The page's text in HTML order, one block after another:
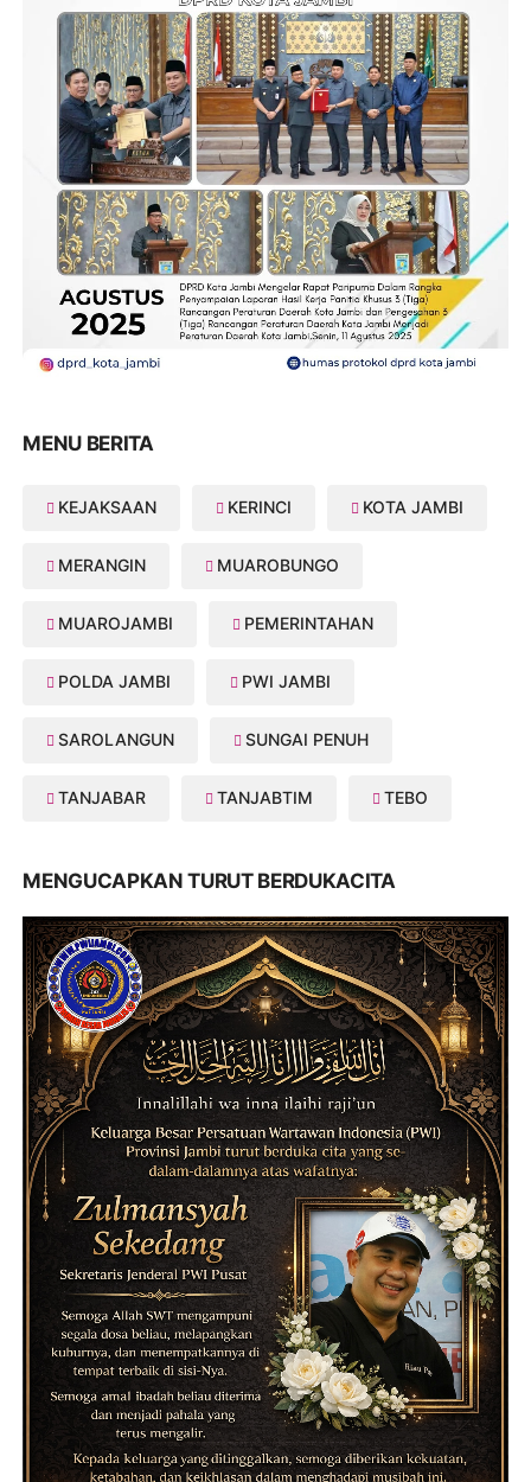
MENU BERITA
KEJAKSAAN KERINCI KOTA JAMBI
MERANGIN MUAROBUNGO
MUAROJAMBI PEMERINTAHAN
POLDA JAMBI PWI JAMBI
SAROLANGUN SUNGAI PENUH
TANJABAR TANJABTIM TEBO
MENGUCAPKAN TURUT BERDUKACITA